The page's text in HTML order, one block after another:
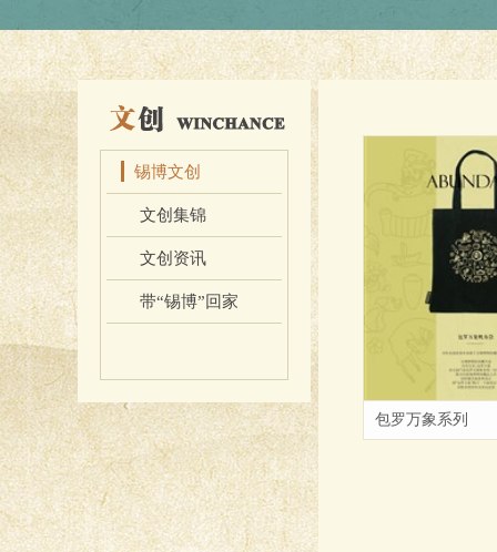
锡博文创
文创集锦
文创资讯
带“锡博”回家
包罗万象系列